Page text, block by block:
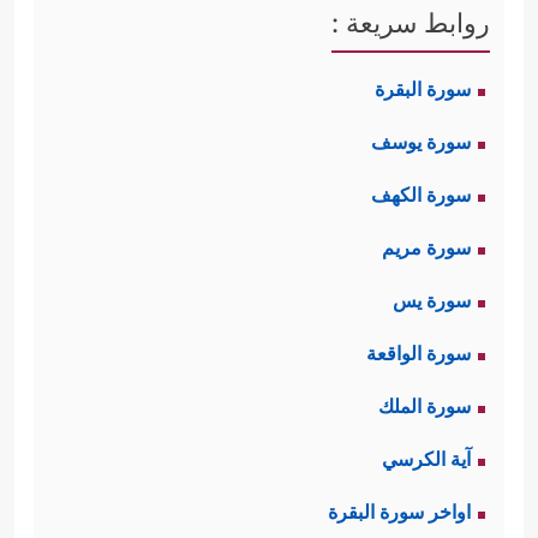
من الكفر والضلال، والشِّقاق معناه:
العداوة والبغضاء للحقِّ وأهلِه.
ثالثًا: أشارَت السورة إلى الحسَدِ الذي
توقَّد في نفوسهم، فدفعهم لهذا العناد،
ولهذه العداوة البغيضة
مُّنذِرࣱ مِّنۡهُمۡۖ وَقَالَ ٱلۡكَـٰفِرُونَ هَـٰذَا سَـٰحِرࣱ كَذَّابٌ﴾
﴿أَءُنزِلَ عَلَیۡهِ ٱلذِّكۡرُ مِنۢ بَیۡنِنَاۚ بَلۡ هُمۡ فِی شَكࣲّ مِّن
ذِكۡرِیۚ بَل لَّمَّا یَذُوقُواْ عَذَابِ﴾
روابط سريعة :
سورة البقرة
سورة يوسف
سورة الكهف
سورة مريم
سورة يس
سورة الواقعة
سورة الملك
آية الكرسي
اواخر سورة البقرة